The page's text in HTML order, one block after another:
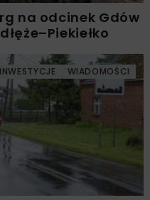
na odcinek Gdów
INWESTYCJE WIADOMOŚCI